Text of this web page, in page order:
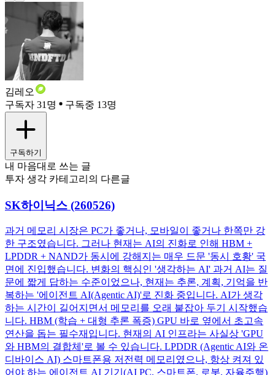
김레오
구독자 31명
구독중 13명
구독하기
내 마음대로 쓰는 글
투자 생각 카테고리의 다른글
SK하이닉스 (260526)
과거 메모리 시장은 PC가 좋거나, 모바일이 좋거나 한쪽만 강
한 구조였습니다. 그러나 현재는 AI의 진화로 인해 HBM +
LPDDR + NAND가 동시에 강해지는 매우 드문 '동시 호황' 국
면에 진입했습니다. 변화의 핵심인 '생각하는 AI' 과거 AI는 질
문에 짧게 답하는 수준이었으나, 현재는 추론, 계획, 기억을 반
복하는 '에이전트 AI(Agentic AI)'로 진화 중입니다. AI가 생각
하는 시간이 길어지면서 메모리를 오래 붙잡아 두기 시작했습
니다. HBM (학습 + 대형 추론 폭증) GPU 바로 옆에서 초고속
연산을 돕는 필수재입니다. 현재의 AI 인프라는 사실상 'GPU
와 HBM의 결합체'로 볼 수 있습니다. LPDDR (Agentic AI와 온
디바이스 AI) 스마트폰용 저전력 메모리였으나, 항상 켜져 있
어야 하는 에이전트 AI 기기(AI PC, 스마트폰, 로봇, 자율주행)